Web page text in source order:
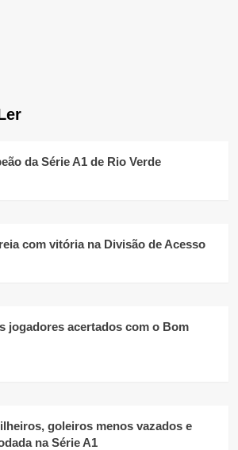
da Série A1 de Rio Verde
com vitória na Divisão de Acesso
jogadores acertados com o Bom
goleiros menos vazados e
na Série A1